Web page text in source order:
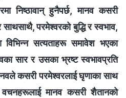
निष्ठावान् हुनैपर्छ, मानव कसरी
साथसाथै, परमेश्‍वरको बुद्धि र स्वभाव,
सत्यताहरू समावेश भएका
सार र उसका भ्रष्ट स्वभावप्रति
कसरी परमेश्‍वरलाई घृणाका साथ
मानव कसरी शैतानको